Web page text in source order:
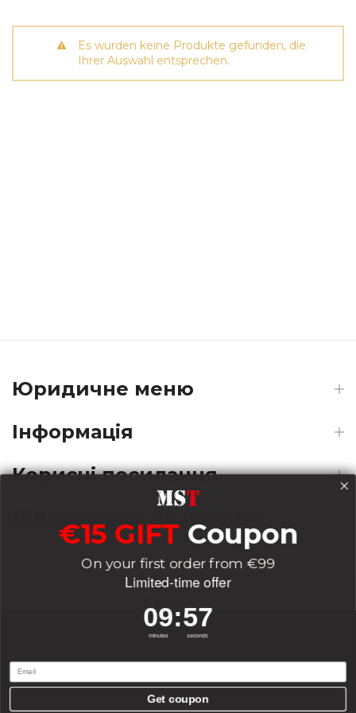
Es wurden keine Produkte gefunden, die
Ihrer Auswahl entsprechen.
Юридичне меню
Інформація
Корисні посилання
€15 GIFT Coupon
On your first order from €99
Limited-time offer
09
minutes
:57
seconds
Email
Get coupon